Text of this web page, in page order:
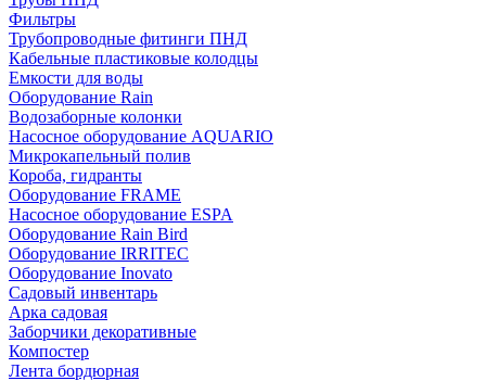
Фильтры
Трубопроводные фитинги ПНД
Кабельные пластиковые колодцы
Емкости для воды
Оборудование Rain
Водозаборные колонки
Насосное оборудование AQUARIO
Микрокапельный полив
Короба, гидранты
Оборудование FRAME
Насосное оборудование ESPA
Оборудование Rain Bird
Оборудование IRRITEC
Оборудование Inovato
Садовый инвентарь
Арка садовая
Заборчики декоративные
Компостер
Лента бордюрная